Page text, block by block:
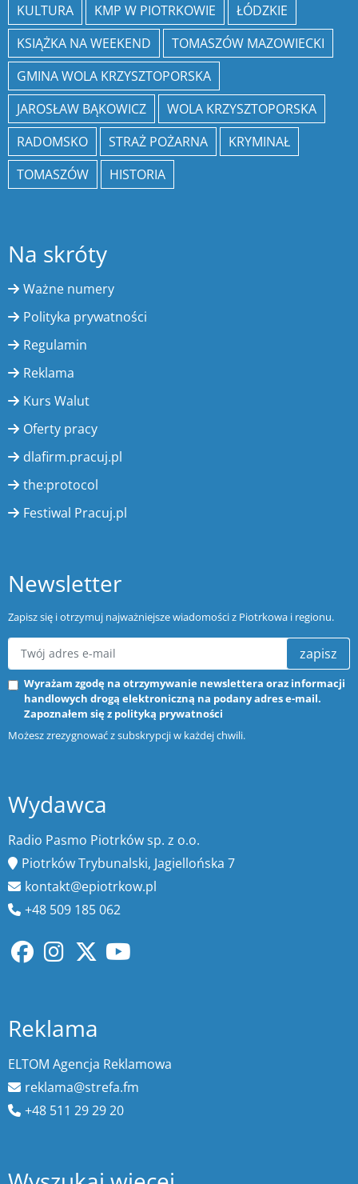
KULTURA
KMP W PIOTRKOWIE
ŁÓDZKIE
KSIĄŻKA NA WEEKEND
TOMASZÓW MAZOWIECKI
GMINA WOLA KRZYSZTOPORSKA
JAROSŁAW BĄKOWICZ
WOLA KRZYSZTOPORSKA
RADOMSKO
STRAŻ POŻARNA
KRYMINAŁ
TOMASZÓW
HISTORIA
Na skróty
Ważne numery
Polityka prywatności
Regulamin
Reklama
Kurs Walut
Oferty pracy
dlafirm.pracuj.pl
the:protocol
Festiwal Pracuj.pl
Newsletter
Zapisz się i otrzymuj najważniejsze wiadomości z Piotrkowa i regionu.
zapisz
Wyrażam zgodę na otrzymywanie newslettera oraz informacji
handlowych drogą elektroniczną na podany adres e-mail.
Zapoznałem się z polityką prywatności
Możesz zrezygnować z subskrypcji w każdej chwili.
Wydawca
Radio Pasmo Piotrków sp. z o.o.
Piotrków Trybunalski, Jagiellońska 7
kontakt@epiotrkow.pl
+48 509 185 062
Reklama
ELTOM Agencja Reklamowa
reklama@strefa.fm
+48 511 29 29 20